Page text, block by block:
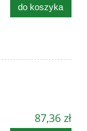
do koszyka
87,36 zł